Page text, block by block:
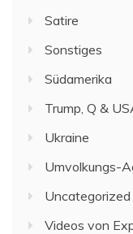
Satire
Sonstiges
Südamerika
Trump, Q &
Ukraine
Umvolkungs-
Uncategorized
Videos von